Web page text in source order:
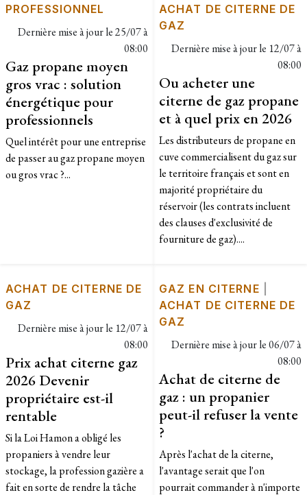
PROFESSIONNEL
Dernière mise à jour le25/07 à
08:00
Gaz propane moyen
gros vrac : solution
énergétique pour
professionnels
Quel intérêt pour une entreprise
de passer au gaz propane moyen
ou gros vrac ?...
ACHAT DE CITERNE DE
GAZ
Dernière mise à jour le 12/07 à
08:00
Ou acheter une
citerne de gaz propane
et à quel prix en 2026
Les distributeurs de propane en
cuve commercialisent du gaz sur
le territoire français et sont en
majorité propriétaire du
réservoir (les contrats incluent
des clauses d'exclusivité de
fourniture de gaz)....
ACHAT DE CITERNE DE
GAZ
Dernière mise à jour le 12/07 à
08:00
Prix achat citerne gaz
2026 Devenir
propriétaire est-il
rentable
Si la Loi Hamon a obligé les
propaniers à vendre leur
stockage, la profession gazière a
fait en sorte de rendre la tâche
GAZ EN CITERNE
ACHAT DE CITERNE DE
GAZ
Dernière mise à jour le06/07 à
08:00
Achat de citerne de
gaz : un propanier
peut-il refuser la vente
?
Après l'achat de la citerne,
l'avantage serait que l'on
pourrait commander à n'importe